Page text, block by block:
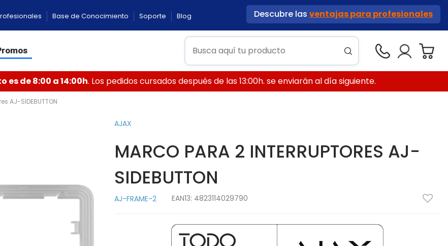
Base de Conocimiento Soporte Blog Descubre las ventajas para profesionales
es de 8:00 a 14:00h. Los pedidos cursados después de las 13:00h. se enviarán al día siguiente.
AJ-SIDEBUTTON
AJAX
MARCO PARA 2 INTERRUPTORES AJ-
SIDEBUTTON
AJ-FRAME-2 EAN13: 4823114029790